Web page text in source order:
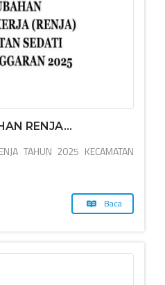
RENJA...
TAHUN 2025 KECAMATAN
Baca